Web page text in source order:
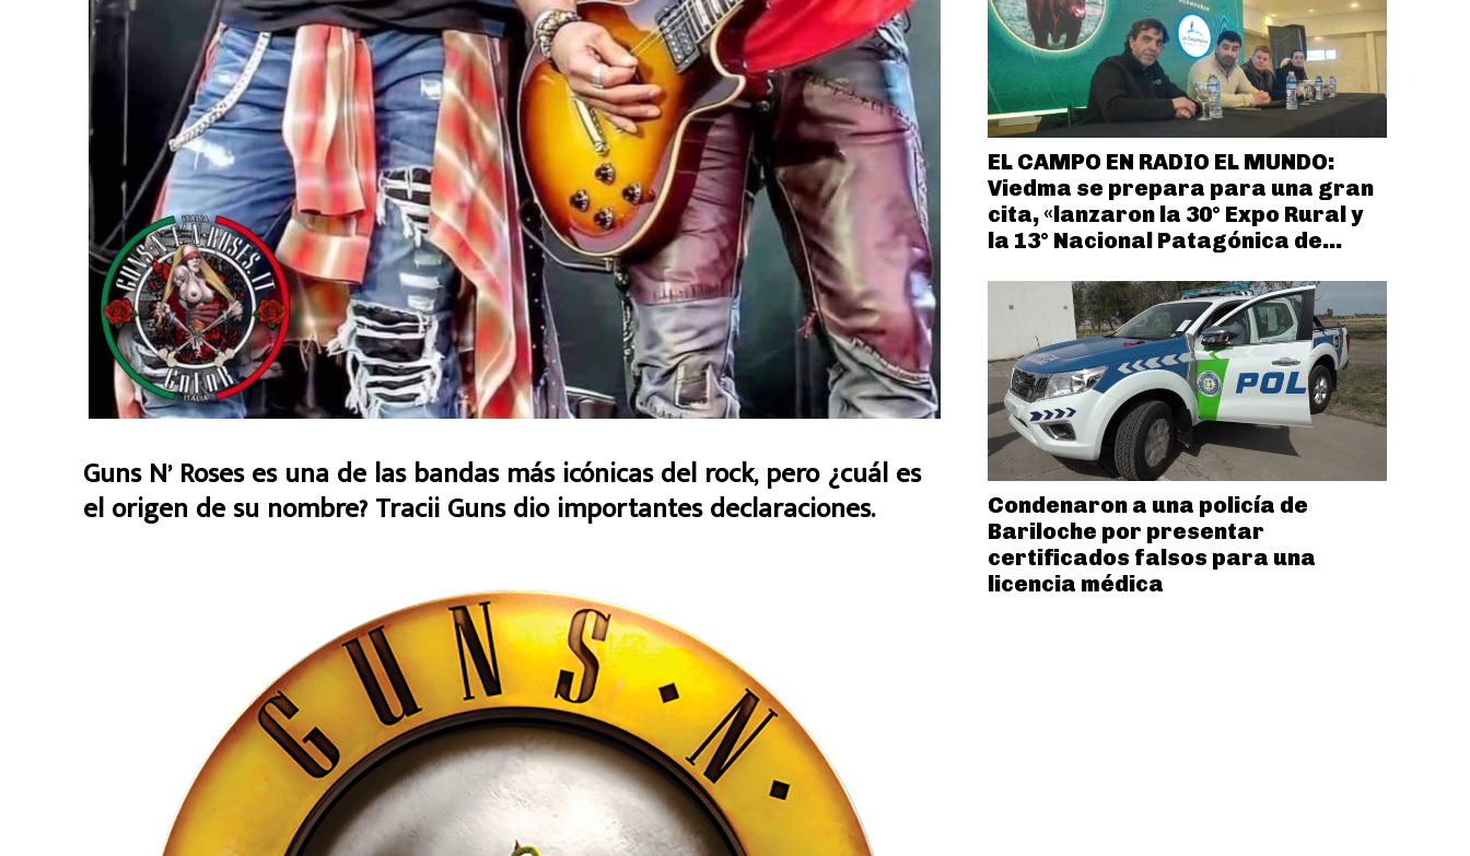
Guns N’ Roses es una de las bandas más icónicas del rock, pero ¿cuál es
el origen de su nombre? Tracii Guns dio importantes declaraciones.
EL CAMPO EN RADIO EL MUNDO:
Viedma se prepara para una gran
cita, «lanzaron la 30° Expo Rural y
la 13° Nacional Patagónica de...
Condenaron a una policía de
Bariloche por presentar
certificados falsos para una
licencia médica